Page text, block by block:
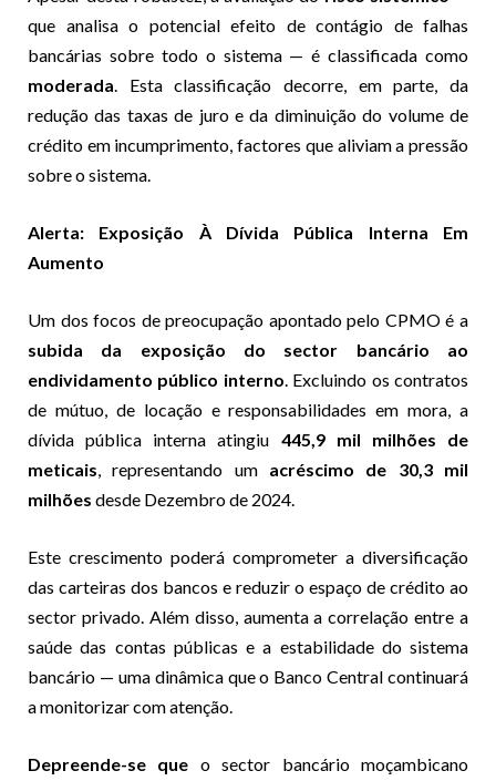
que analisa o potencial efeito de contágio de falhas
bancárias sobre todo o sistema — é classificada como
moderada. Esta classificação decorre, em parte, da
redução das taxas de juro e da diminuição do volume de
crédito em incumprimento, factores que aliviam a pressão
sobre o sistema.
Alerta: Exposição À Dívida Pública Interna Em
Aumento
Um dos focos de preocupação apontado pelo CPMO é a
subida da exposição do sector bancário ao
endividamento público interno. Excluindo os contratos
de mútuo, de locação e responsabilidades em mora, a
dívida pública interna atingiu 445,9 mil milhões de
meticais, representando um acréscimo de 30,3 mil
milhões desde Dezembro de 2024.
Este crescimento poderá comprometer a diversificação
das carteiras dos bancos e reduzir o espaço de crédito ao
sector privado. Além disso, aumenta a correlação entre a
saúde das contas públicas e a estabilidade do sistema
bancário — uma dinâmica que o Banco Central continuará
a monitorizar com atenção.
Depreende-se que o sector bancário moçambicano